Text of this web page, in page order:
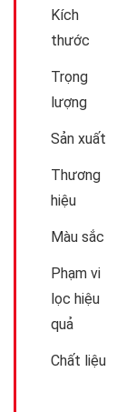
Kích
thước
Trọng
lượng
Sản xuất
Thương
hiệu
Màu sắc
Phạm vi
lọc hiệu
quả
Chất liệu